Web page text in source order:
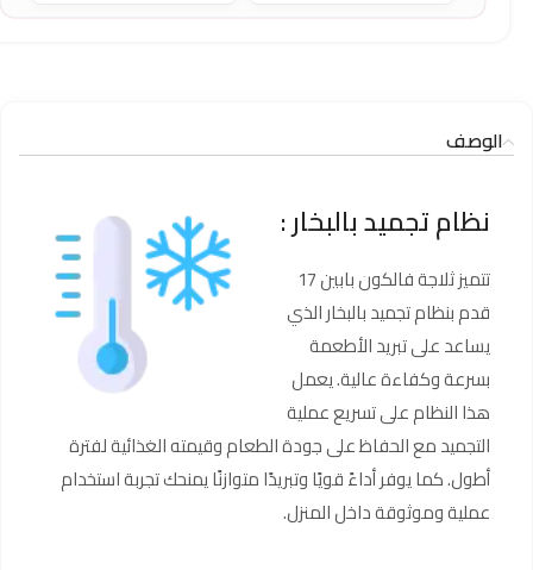
الوصف
نظام تجميد بالبخار :
تتميز ثلاجة فالكون بابين 17
قدم بنظام تجميد بالبخار الذي
يساعد على تبريد الأطعمة
بسرعة وكفاءة عالية. يعمل
هذا النظام على تسريع عملية
التجميد مع الحفاظ على جودة الطعام وقيمته الغذائية لفترة
أطول. كما يوفر أداءً قويًا وتبريدًا متوازنًا يمنحك تجربة استخدام
عملية وموثوقة داخل المنزل.